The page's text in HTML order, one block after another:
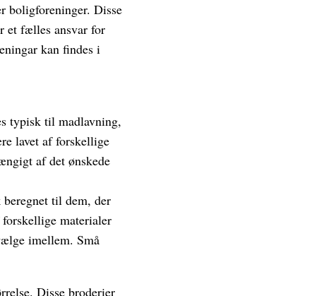
boligforeninger. Disse
et fælles ansvar for
kan findes i
typisk til madlavning,
lavet af forskellige
af det ønskede
til dem, der
materialer
imellem. Små
Disse broderier